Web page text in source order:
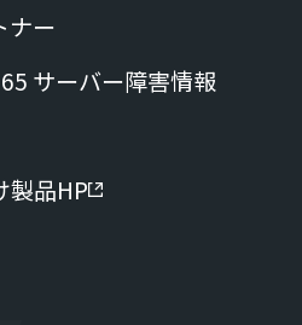
ナー
サーバー障害情報
製品HP